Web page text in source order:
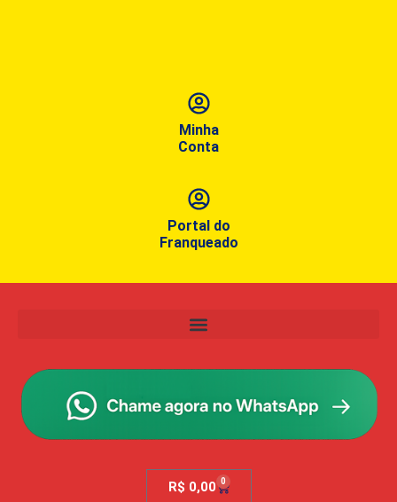
Minha
Conta
Portal do
Franqueado
R$ 0,00 0